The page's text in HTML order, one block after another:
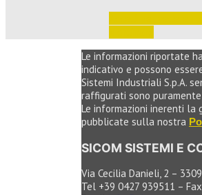
Le informazioni riportate
indicativo e possono
Sistemi Industriali S.p.A.
raffigurati sono
Le informazioni inerenti la
pubblicate sulla nostra
SICOM SISTEMI E
Via Cecilia Danieli, 2 –
Tel +39 0427 939511 –